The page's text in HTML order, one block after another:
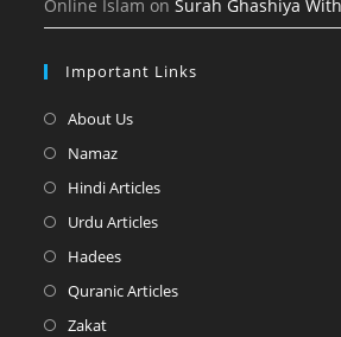
Online Islam onSurah Ghashiya
Important Links
About UsOpens
tab
NamazOpens
in
tab
Hindi ArticlesOpens
tab
Urdu ArticlesOpens
HadeesOpens
in
Quranic ArticlesOpens
ZakatOpens